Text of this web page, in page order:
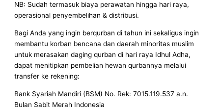
NB: Sudah termasuk biaya perawatan hingga hari raya,
operasional penyembelihan & distribusi.
Bagi Anda yang ingin berqurban di tahun ini sekaligus ingin
membantu korban bencana dan daerah minoritas muslim
untuk merasakan daging qurban di hari raya Idhul Adha,
dapat menitipkan pembelian hewan qurbannya melalui
transfer ke rekening:
Bank Syariah Mandiri (BSM) No. Rek: 7015.119.537 a.n.
Bulan Sabit Merah Indonesia